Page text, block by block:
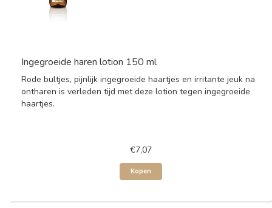
Ingegroeide haren lotion 150 ml
Rode bultjes, pijnlijk ingegroeide haartjes en irritante jeuk na
ontharen is verleden tijd met deze lotion tegen ingegroeide
haartjes.
€7,07
Kopen